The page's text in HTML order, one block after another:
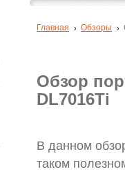
Обзор
DL7016Ti
В данном
таком
Главная Обзоры